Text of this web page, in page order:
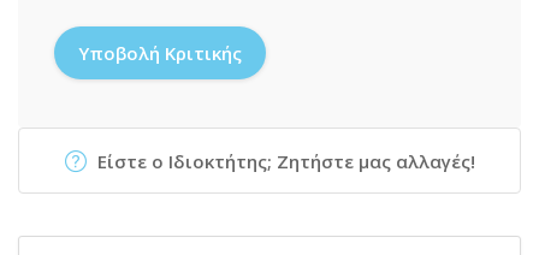
Είστε ο Ιδιοκτήτης; Ζητήστε μας αλλαγές!